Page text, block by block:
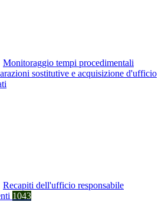
Monitoraggio tempi procedimentali
sostitutive e acquisizione d'ufficio
Recapiti dell'ufficio responsabile
1043